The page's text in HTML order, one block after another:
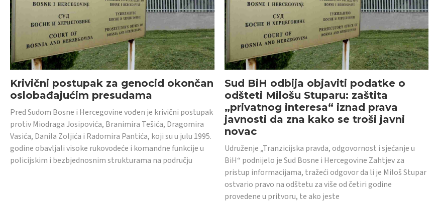
Krivični postupak za genocid okončan
oslobađajućim presudama
Pred Sudom Bosne i Hercegovine vođen je krivični postupak
protiv Miodraga Josipovića, Branimira Tešića, Dragomira
Vasića, Danila Zoljića i Radomira Pantića, koji su u julu 1995.
godine obavljali visoke rukovodeće i komandne funkcije u
policijskim i bezbjednosnim strukturama na području
Sud BiH odbija objaviti podatke o
odšteti Milošu Stuparu: zaštita
„privatnog interesa“ iznad prava
javnosti da zna kako se troši javni
novac
Udruženje „Tranzicijska pravda, odgovornost i sjećanje u
BiH“ podnijelo je Sud Bosne i Hercegovine Zahtjev za
pristup informacijama, tražeći odgovor da li je Miloš Stupar
ostvario pravo na odštetu za više od četiri godine
provedene u pritvoru, te ako jeste